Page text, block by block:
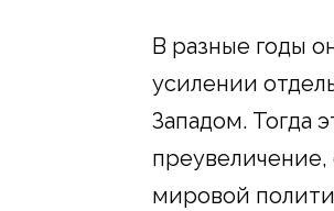
В разные годы
усилении
Западом. Тогда
преувеличение,
мировой